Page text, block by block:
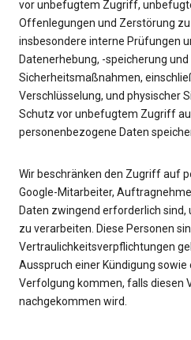
vor unbefugtem Zugriff,
Offenlegungen und Zerstörung
insbesondere interne Prüfungen
Datenerhebung, -speicherung
Sicherheitsmaßnahmen,
Verschlüsselung, und physischer
Schutz vor unbefugtem Zugriff
personenbezogene Daten
Wir beschränken den Zugriff auf
Google-Mitarbeiter,
Daten zwingend erforderlich
zu verarbeiten. Diese Personen
Vertraulichkeitsverpflichtungen
Ausspruch einer Kündigung
Verfolgung kommen, falls diesen
nachgekommen wird.